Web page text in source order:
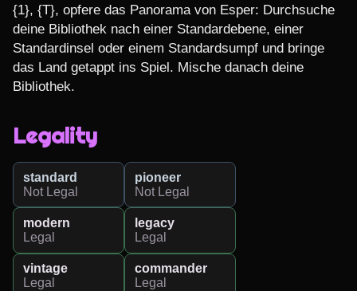
{1}, {T}, opfere das Panorama von Esper: Durchsuche
deine Bibliothek nach einer Standardebene, einer
Standardinsel oder einem Standardsumpf und bringe
das Land getappt ins Spiel. Mische danach deine
Bibliothek.
Legality
standard
Not Legal
pioneer
Not Legal
modern
Legal
legacy
Legal
vintage
Legal
commander
Legal